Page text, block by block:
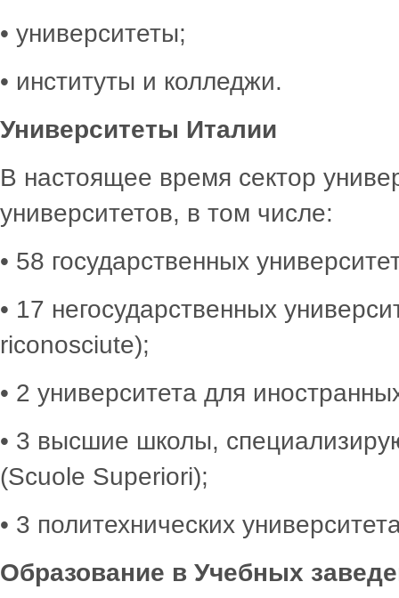
• университеты;
• институты и колледжи.
Университеты Италии
В настоящее время сектор
университетов, в том числе:
• 58 государственных
• 17 негосударственных
riconosciute);
• 2 университета для
• 3 высшие школы,
(Scuole Superiori);
• 3 политехнических
Образование в Учебных